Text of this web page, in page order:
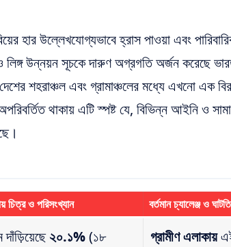
হার উল্লেখযোগ্যভাবে হ্রাস পাওয়া এবং
লিঙ্গ উন্নয়ন সূচকে দারুণ অগ্রগতি অর্জন করেছে
শহরাঞ্চল এবং গ্রামাঞ্চলের মধ্যে এখনো এক
থাকায় এটি স্পষ্ট যে, বিভিন্ন আইনি ও
চিত্র ও পরিসংখ্যান বর্তমান চ্যালেঞ্জ ও ঘাটতি
দাঁড়িয়েছে২০.১%(১৮
গ্রামীণ এলাকায়